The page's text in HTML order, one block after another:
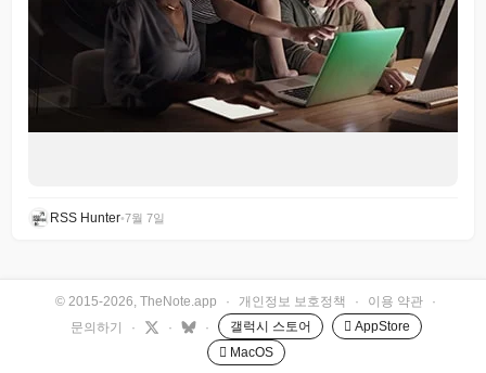
RSS Hunter•7월 7일
© 2015-2026, TheNote.app · 개인정보 보호정책 · 이용 약관
·
문의하기
· · · 갤럭시 스토어
 AppStore
 MacOS